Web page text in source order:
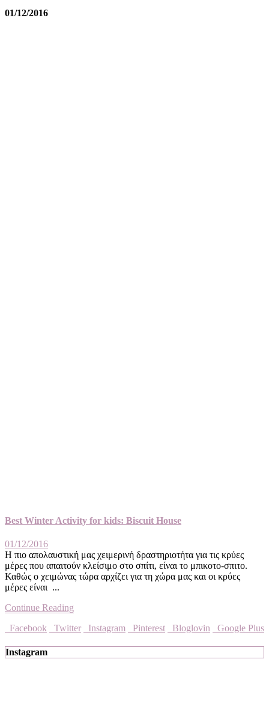
01/12/2016
Best Winter Activity for kids: Biscuit House
01/12/2016
Η πιο απολαυστική μας χειμερινή δραστηριοτήτα για τις κρύες
μέρες που απαιτούν κλείσιμο στο σπίτι, είναι το μπικοτο-σπιτο.
Καθώς ο χειμώνας τώρα αρχίζει για τη χώρα μας και οι κρύες
μέρες είναι ...
Continue Reading
Facebook
Twitter Instagram Pinterest Bloglovin Google Plus
Instagram